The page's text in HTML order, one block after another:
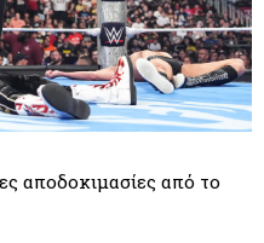
αποδοκιμασίες από το